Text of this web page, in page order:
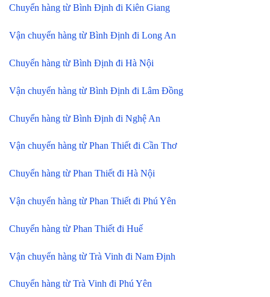
Chuyển hàng từ Bình Định đi Kiên Giang
Vận chuyển hàng từ Bình Định đi Long An
Chuyển hàng từ Bình Định đi Hà Nội
Vận chuyển hàng từ Bình Định đi Lâm Đồng
Chuyển hàng từ Bình Định đi Nghệ An
Vận chuyển hàng từ Phan Thiết đi Cần Thơ
Chuyển hàng từ Phan Thiết đi Hà Nội
Vận chuyển hàng từ Phan Thiết đi Phú Yên
Chuyển hàng từ Phan Thiết đi Huế
Vận chuyển hàng từ Trà Vinh đi Nam Định
Chuyển hàng từ Trà Vinh đi Phú Yên